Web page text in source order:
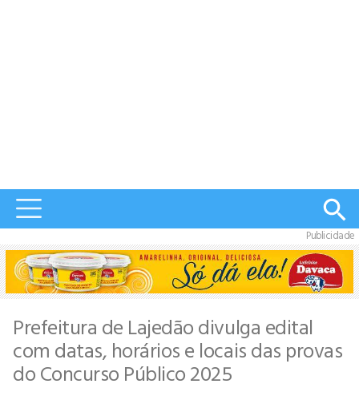
Publicidade
Prefeitura de Lajedão divulga edital
com datas, horários e locais das provas
do Concurso Público 2025